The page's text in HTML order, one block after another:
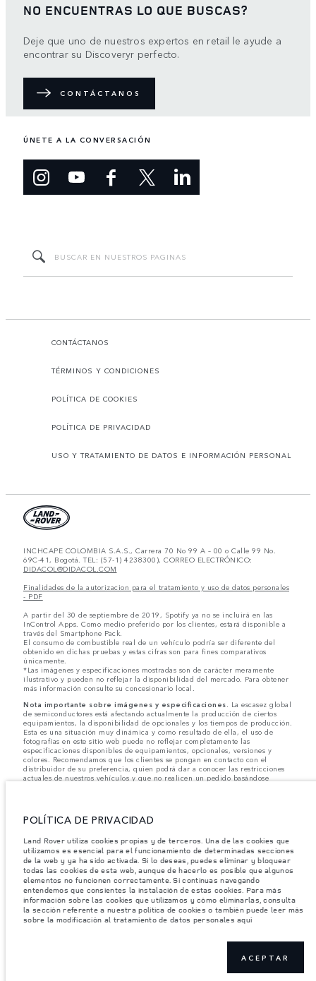
NO ENCUENTRAS LO QUE BUSCAS?
Deje que uno de nuestros expertos en retail le ayude a
encontrar su Discoveryr perfecto.
CONTÁCTANOS
ÚNETE A LA CONVERSACIÓN
CONTÁCTANOS
TÉRMINOS Y CONDICIONES
POLÍTICA DE COOKIES
POLÍTICA DE PRIVACIDAD
USO Y TRATAMIENTO DE DATOS E INFORMACIÓN PERSONAL
INCHCAPE COLOMBIA S.A.S., Carrera 70 No 99 A – 00 o Calle 99 No.
69C-41, Bogotá. TEL: (57-1) 4238300), CORREO ELECTRÓNICO:
DIDACOL@DIDACOL.COM
Finalidades de la autorizacion para el tratamiento y uso de datos personales
- PDF
A partir del 30 de septiembre de 2019, Spotify ya no se incluirá en las
InControl Apps. Como medio preferido por los clientes, estará disponible a
través del Smartphone Pack.
El consumo de combustible real de un vehículo podría ser diferente del
obtenido en dichas pruebas y estas cifras son para fines comparativos
únicamente.
*Las imágenes y especificaciones mostradas son de carácter meramente
ilustrativo y pueden no reflejar la disponibilidad del mercado. Para obtener
más información consulte su concesionario local.
Nota importante sobre imágenes y especificaciones. La escasez global
de semiconductores está afectando actualmente la producción de ciertos
equipamientos, la disponibilidad de opcionales y los tiempos de producción.
Esta es una situación muy dinámica y como resultado de ella, el uso de
fotografías en este sitio web puede no reflejar completamente las
especificaciones disponibles de equipamientos, opcionales, versiones y
colores. Recomendamos que los clientes se pongan en contacto con el
distribuidor de su preferencia, quien podrá dar a conocer las restricciones
actuales de nuestros vehículos y que no realicen un pedido basándose
las especificaciones, el diseño y la producción de sus vehículos, piezas y
accesorios, por lo que se producen modificaciones de forma continua y sin
vendrán incluidas de serie. La información, las especificaciones, los motores
y los colores que aparecen en esta página web se basan en las
especificaciones europeas. Estos pueden variar en función del mercado y
pueden ser modificados sin previo aviso. Algunos vehículos se muestran con
equipamiento opcional y accesorios originales que pueden no estar
disponibles en todos los mercados. Ponte en contacto con tu concesionario
local para consultar disponibilidad y precios.
Cargas Máximas por Eje no se excedan al cargar el vehículo con accesorios,
POLÍTICA DE PRIVACIDAD
Land Rover utiliza cookies propias y de terceros. Una de las cookies que
utilizamos es esencial para el funcionamiento de determinadas secciones
de la web y ya ha sido activada. Si lo deseas, puedes eliminar y bloquear
todas las cookies de esta web, aunque de hacerlo es posible que algunos
elementos no funcionen correctamente. Si continuas navegando
entendemos que consientes la instalación de estas cookies. Para más
información sobre las cookies que utilizamos y cómo eliminarlas, consulta
la sección referente a nuestra política de cookies o también puede leer más
sobre la modificación al tratamiento de datos personales aquí
ACEPTAR